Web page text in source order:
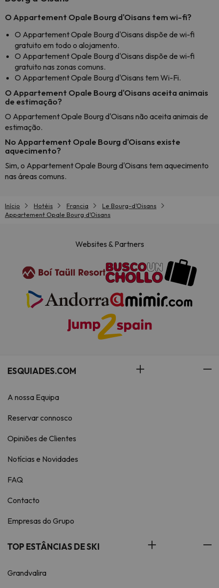
O Appartement Opale Bourg d'Oisans tem wi-fi?
O Appartement Opale Bourg d'Oisans dispõe de wi-fi
gratuito em todo o alojamento.
O Appartement Opale Bourg d'Oisans dispõe de wi-fi
gratuito nas zonas comuns.
O Appartement Opale Bourg d'Oisans tem Wi-Fi.
O Appartement Opale Bourg d'Oisans aceita animais
de estimação?
O Appartement Opale Bourg d'Oisans não aceita animais de
estimação.
No Appartement Opale Bourg d'Oisans existe
aquecimento?
Sim, o Appartement Opale Bourg d'Oisans tem aquecimento
nas áreas comuns.
Início Hotéis Francia
Le Bourg-dʼOisans
Appartement Opale Bourg d'Oisans
Websites & Partners
ESQUIADES.COM
A nossa Equipa
Reservar connosco
Opiniões de Clientes
Notícias e Novidades
FAQ
Contacto
Empresas do Grupo
TOP ESTÂNCIAS DE SKI
Grandvalira